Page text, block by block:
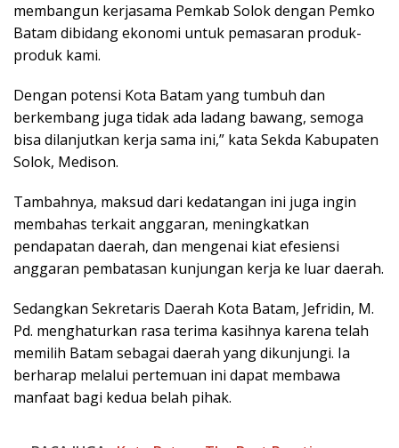
membangun kerjasama Pemkab Solok dengan Pemko
Batam dibidang ekonomi untuk pemasaran produk-
produk kami.
Dengan potensi Kota Batam yang tumbuh dan
berkembang juga tidak ada ladang bawang, semoga
bisa dilanjutkan kerja sama ini,” kata Sekda Kabupaten
Solok, Medison.
Tambahnya, maksud dari kedatangan ini juga ingin
membahas terkait anggaran, meningkatkan
pendapatan daerah, dan mengenai kiat efesiensi
anggaran pembatasan kunjungan kerja ke luar daerah.
Sedangkan Sekretaris Daerah Kota Batam, Jefridin, M.
Pd. menghaturkan rasa terima kasihnya karena telah
memilih Batam sebagai daerah yang dikunjungi. Ia
berharap melalui pertemuan ini dapat membawa
manfaat bagi kedua belah pihak.